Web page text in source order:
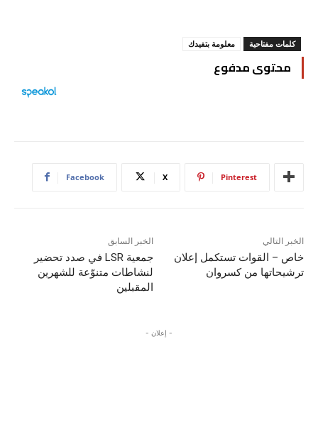
كلمات مفتاحية معلومة بتفيدك
محتوى مدفوع
Facebook X Pinterest
الخبر السابق
جمعية LSR في صدد تحضير
لنشاطات متنوّعة للشهرين
المقبلين
الخبر التالي
خاص – القوات تستكمل إعلان
ترشيحاتها من كسروان
- إعلان -